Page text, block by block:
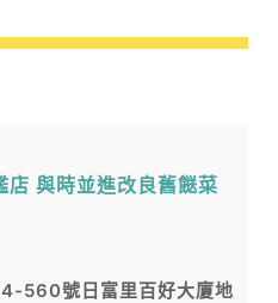
店 與時並進改良舊餸菜
560號日富里百好大廈地